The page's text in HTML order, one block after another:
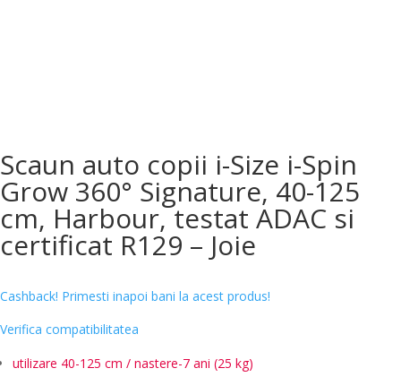
Scaun auto copii i-Size i-Spin
Grow 360° Signature, 40-125
cm, Harbour, testat ADAC si
certificat R129 – Joie
Cashback! Primesti inapoi bani la acest produs!
Verifica compatibilitatea
utilizare 40-125 cm / nastere-7 ani (25 kg)